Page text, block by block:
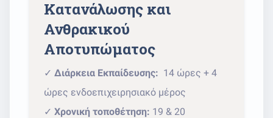
Κατανάλωσης και
Ανθρακικού
Αποτυπώματος
✓ Διάρκεια Εκπαίδευσης: 14 ώρες + 4
ώρες ενδοεπιχειρησιακό μέρος
✓ Χρονική τοποθέτηση: 19 & 20